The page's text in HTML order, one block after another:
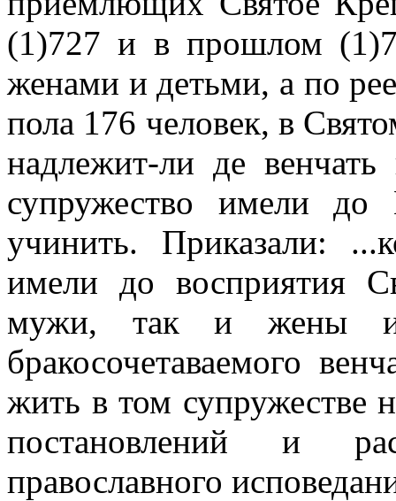
(1)727 и в прошлом
женами и детьми, а по
пола 176 человек, в
надлежит-ли де
супружество имели
учинить. Приказали:
имели до восприятия
мужи, так и жены
бракосочетаваемого
жить в том супружестве
постановлений и
православного